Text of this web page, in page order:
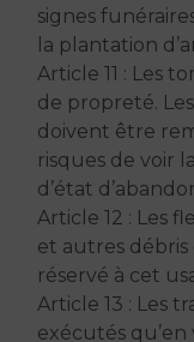
signes
la plantation
Article 11 : Les
de propreté.
doivent être
risques de voir
d’état
Article 12 : Les
et autres débris
réservé à cet
Article 13 : Les
exécutés